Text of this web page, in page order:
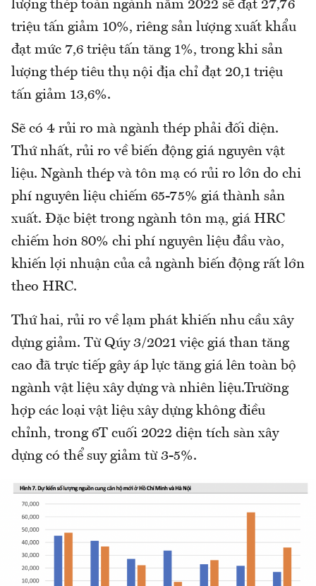
lượng thép toàn ngành năm 2022 sẽ đạt 27,76
triệu tấn giảm 10%, riêng sản lượng xuất khẩu
đạt mức 7,6 triệu tấn tăng 1%, trong khi sản
lượng thép tiêu thụ nội địa chỉ đạt 20,1 triệu
tấn giảm 13,6%.
Sẽ có 4 rủi ro mà ngành thép phải đối diện.
Thứ nhất, rủi ro về biến động giá nguyên vật
liệu. Ngành thép và tôn mạ có rủi ro lớn do chi
phí nguyên liệu chiếm 65-75% giá thành sản
xuất. Đặc biệt trong ngành tôn mạ, giá HRC
chiếm hơn 80% chi phí nguyên liệu đầu vào,
khiến lợi nhuận của cả ngành biến động rất lớn
theo HRC.
Thứ hai, rủi ro về lạm phát khiến nhu cầu xây
dựng giảm. Từ Qúy 3/2021 việc giá than tăng
cao đã trực tiếp gây áp lực tăng giá lên toàn bộ
ngành vật liệu xây dựng và nhiên liệu.Trường
hợp các loại vật liệu xây dựng không điều
chỉnh, trong 6T cuối 2022 diện tích sàn xây
dựng có thể suy giảm từ 3-5%.